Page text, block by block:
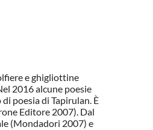
e ghigliottine
2016 alcune poesie
poesia di Tapirulan. È
Editore 2007). Dal
(Mondadori 2007) e